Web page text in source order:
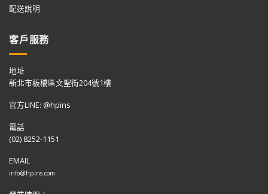
配送說明
客戶服務
地址
新北市板橋區文聖街204號1樓
官方LINE: @hpins
電話
(02) 8252-1151
EMAIL
info@hpins.com